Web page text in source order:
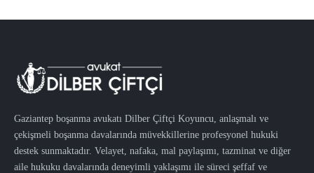
Gaziantep boşanma avukatı Dilber Çiftçi Koyuncu, anlaşmalı ve
çekişmeli boşanma davalarında müvekkillerine profesyonel hukuki
destek sunmaktadır. Velayet, nafaka, mal paylaşımı, tazminat ve diğer
aile hukuku davalarında deneyimli yaklaşımı ile süreci şeffaf ve